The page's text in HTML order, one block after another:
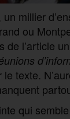
millier
ou
de l’article
texte.
qui